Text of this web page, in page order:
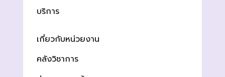
บริการ
เกี่ยวกับหน่วยงาน
คลังวิชาการ